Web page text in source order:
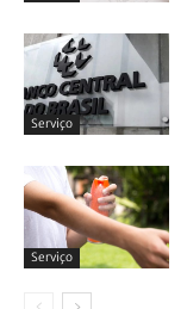
Serviço
Serviço